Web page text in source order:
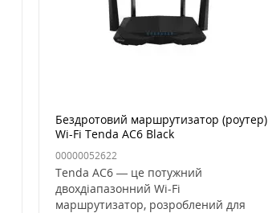
Бездротовий маршрутизатор (роутер)
Wi-Fi Tenda AC6 Black
00000052622
Tenda AC6 — це потужний
двохдіапазонний Wi-Fi
маршрутизатор, розроблений для